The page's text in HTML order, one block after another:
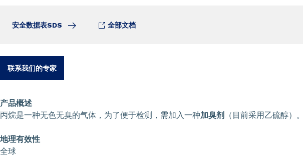
安全数据表SDS 全部文档
联系我们的专家
产品概述
丙烷是一种无色无臭的气体，为了便于检测，需加入一种加臭剂 （目前采用乙硫醇）。
地理有效性
全球